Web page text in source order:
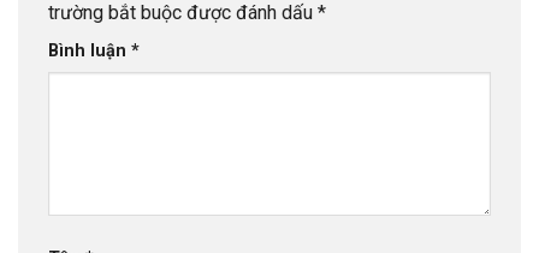
trường bắt buộc được đánh dấu *
Bình luận *